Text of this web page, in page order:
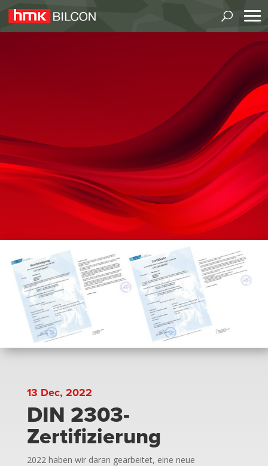
13 Dec, 2022
DIN 2303-
Zertifizierung
2022 haben wir daran gearbeitet, eine neue